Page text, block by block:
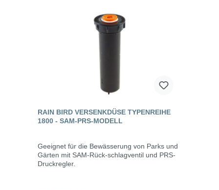
RAIN BIRD VERSENKDÜSE TYPENREIHE
1800 - SAM-PRS-MODELL
Geeignet für die Bewässerung von Parks und
Gärten mit SAM-Rück-schlagventil und PRS-
Druckregler.